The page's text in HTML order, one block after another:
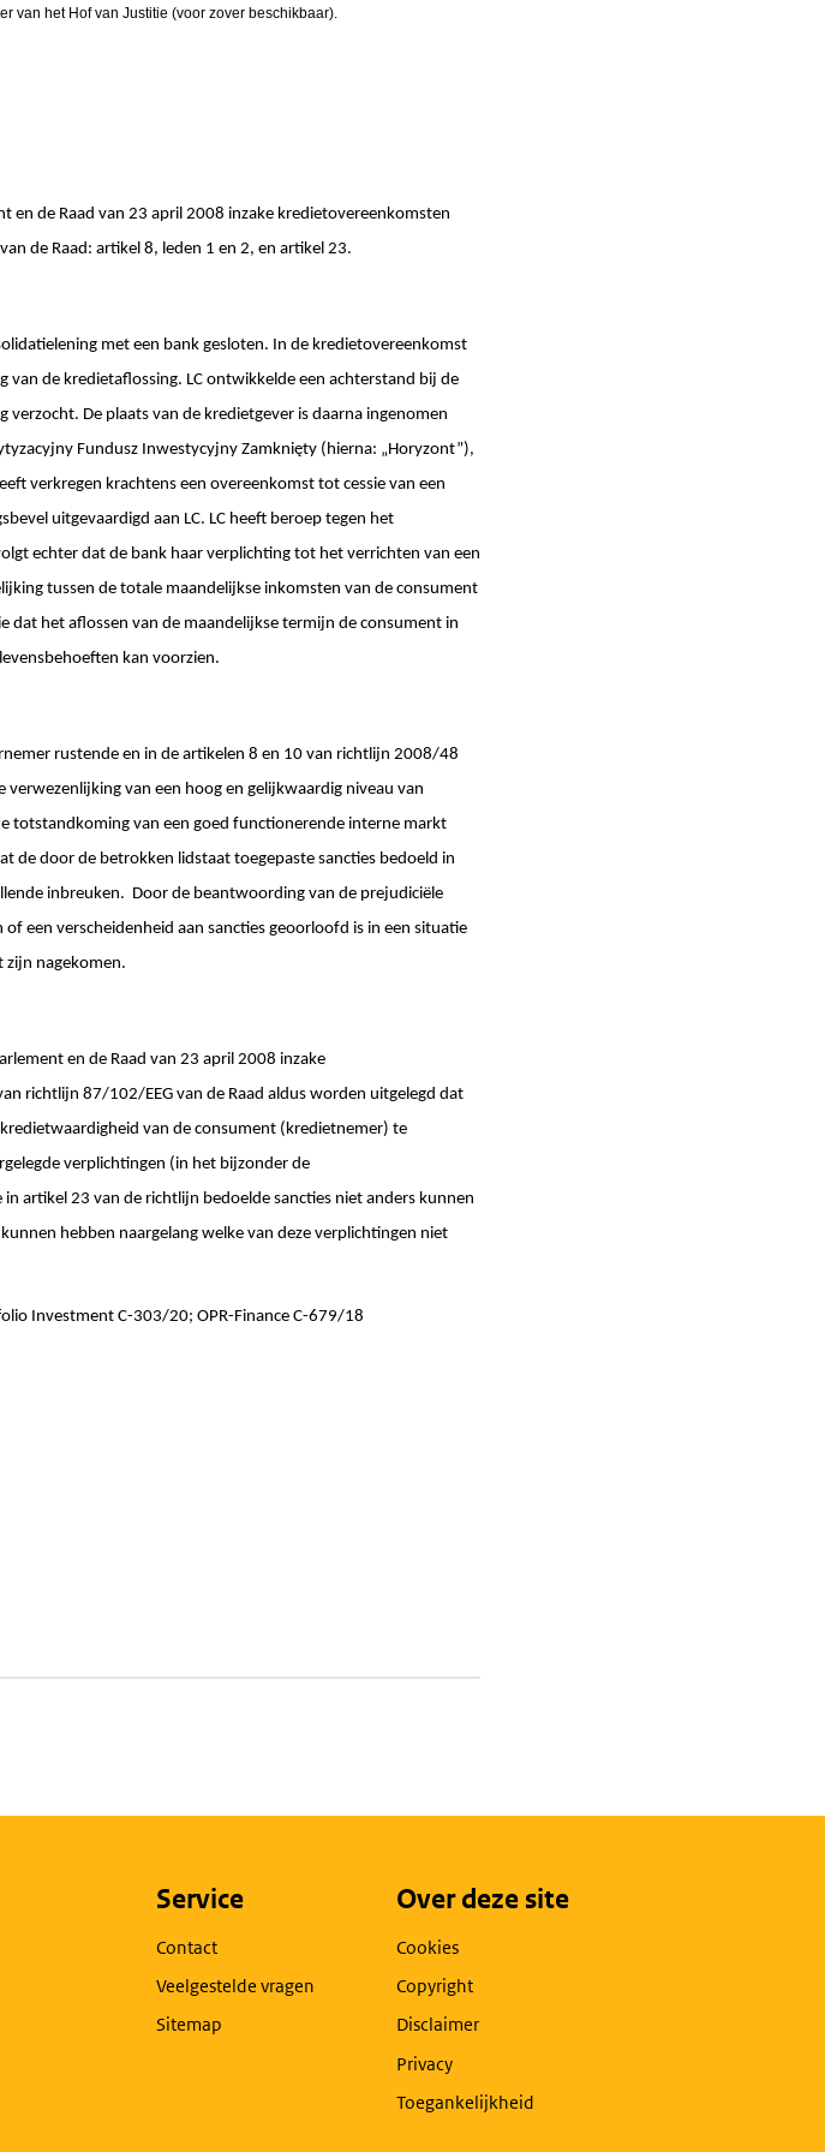
van het Hof van Justitie (voor zover beschikbaar).
en de Raad van 23 april 2008 inzake kredietovereenkomsten
de Raad: artikel 8, leden 1 en 2, en artikel 23.
met een bank gesloten. In de kredietovereenkomst
de kredietaflossing. LC ontwikkelde een achterstand bij de
De plaats van de kredietgever is daarna ingenomen
Fundusz Inwestycyjny Zamknięty (hierna: „Horyzont”),
verkregen krachtens een overeenkomst tot cessie van een
uitgevaardigd aan LC. LC heeft beroep tegen het
echter dat de bank haar verplichting tot het verrichten van een
tussen de totale maandelijkse inkomsten van de consument
dat het aflossen van de maandelijkse termijn de consument in
kan voorzien.
rustende en in de artikelen 8 en 10 van richtlijn 2008/48
van een hoog en gelijkwaardig niveau van
totstandkoming van een goed functionerende interne markt
door de betrokken lidstaat toegepaste sancties bedoeld in
inbreuken. Door de beantwoording van de prejudiciële
een verscheidenheid aan sancties geoorloofd is in een situatie
nagekomen.
en de Raad van 23 april 2008 inzake
richtlijn 87/102/EEG van de Raad aldus worden uitgelegd dat
van de consument (kredietnemer) te
verplichtingen (in het bijzonder de
artikel 23 van de richtlijn bedoelde sancties niet anders kunnen
hebben naargelang welke van deze verplichtingen niet
Investment C-303/20; OPR-Finance C-679/18
Service
Contact
Veelgestelde vragen
Sitemap
Over deze site
Cookies
Copyright
Disclaimer
Privacy
Toegankelijkheid